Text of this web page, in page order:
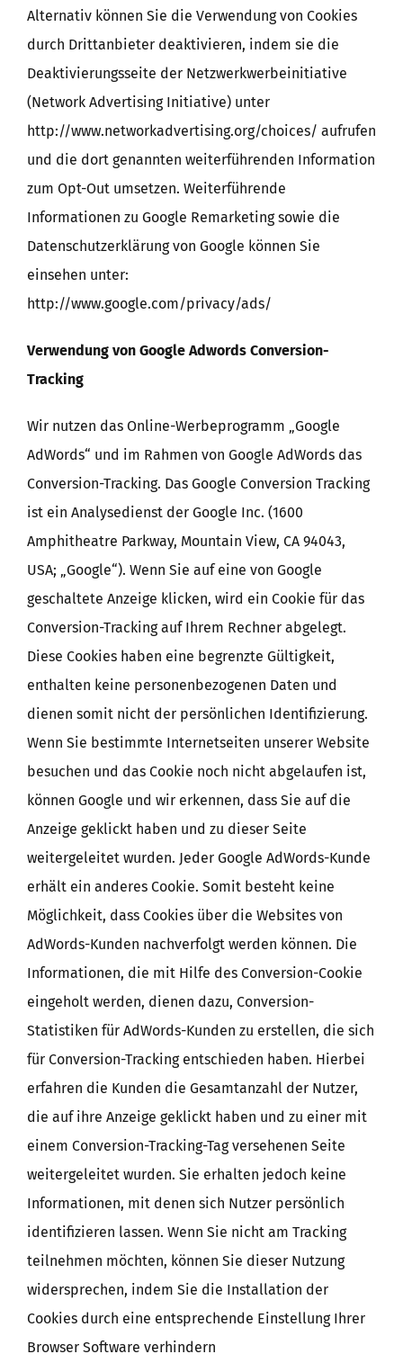
Alternativ können Sie die Verwendung von Cookies
durch Drittanbieter deaktivieren, indem sie die
Deaktivierungsseite der Netzwerkwerbeinitiative
(Network Advertising Initiative) unter
http://www.networkadvertising.org/choices/ aufrufen
und die dort genannten weiterführenden Information
zum Opt-Out umsetzen. Weiterführende
Informationen zu Google Remarketing sowie die
Datenschutzerklärung von Google können Sie
einsehen unter:
http://www.google.com/privacy/ads/
Verwendung von Google Adwords Conversion-
Tracking
Wir nutzen das Online-Werbeprogramm „Google
AdWords“ und im Rahmen von Google AdWords das
Conversion-Tracking. Das Google Conversion Tracking
ist ein Analysedienst der Google Inc. (1600
Amphitheatre Parkway, Mountain View, CA 94043,
USA; „Google“). Wenn Sie auf eine von Google
geschaltete Anzeige klicken, wird ein Cookie für das
Conversion-Tracking auf Ihrem Rechner abgelegt.
Diese Cookies haben eine begrenzte Gültigkeit,
enthalten keine personenbezogenen Daten und
dienen somit nicht der persönlichen Identifizierung.
Wenn Sie bestimmte Internetseiten unserer Website
besuchen und das Cookie noch nicht abgelaufen ist,
können Google und wir erkennen, dass Sie auf die
Anzeige geklickt haben und zu dieser Seite
weitergeleitet wurden. Jeder Google AdWords-Kunde
erhält ein anderes Cookie. Somit besteht keine
Möglichkeit, dass Cookies über die Websites von
AdWords-Kunden nachverfolgt werden können. Die
Informationen, die mit Hilfe des Conversion-Cookie
eingeholt werden, dienen dazu, Conversion-
Statistiken für AdWords-Kunden zu erstellen, die sich
für Conversion-Tracking entschieden haben. Hierbei
erfahren die Kunden die Gesamtanzahl der Nutzer,
die auf ihre Anzeige geklickt haben und zu einer mit
einem Conversion-Tracking-Tag versehenen Seite
weitergeleitet wurden. Sie erhalten jedoch keine
Informationen, mit denen sich Nutzer persönlich
identifizieren lassen. Wenn Sie nicht am Tracking
teilnehmen möchten, können Sie dieser Nutzung
widersprechen, indem Sie die Installation der
Cookies durch eine entsprechende Einstellung Ihrer
Browser Software verhindern